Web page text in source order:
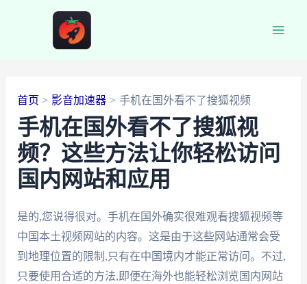
首页 影音加速器 手机在国外看不了搜狐视频
手机在国外看不了搜狐视
频？这些方法让你轻松访问
国内网站和应用
是的,您说得很对。手机在国外确实很难观看搜狐视频等
中国本土视频网站的内容。这是由于这些网站通常会受
到地理位置的限制,只有在中国境内才能正常访问。不过,
只要使用合适的方法,即便在海外也能轻松浏览国内网站